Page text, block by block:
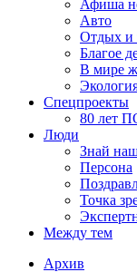
Афиша
Авто
Отдых и
Благое
В мире
Спецпроекты
80 лет
Люди
Знай
Персона
Точка
Между тем
Архив